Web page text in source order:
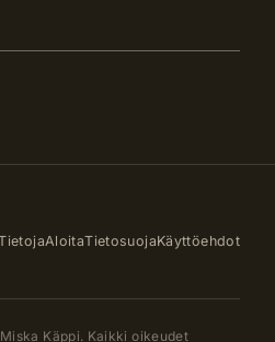
AloitaTietosuojaKäyttöehdot
Käppi. Kaikki oikeudet